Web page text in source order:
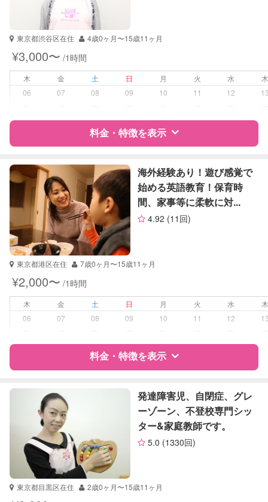
受験対策 小学校受験
学校/塾の補習・宿題
対応科目 なし
東京都渋谷区在住 4歳0ヶ月〜15歳11ヶ月
¥3,000〜 /1時間
木 金 土 日 月 火 水
06
07 08 09 10 11 12
料金・特徴を表示
特徴 料金 レビュー
サポートの特徴
資格 なし
受験対策
小学校受験
学校/塾の補習・宿題
小学生
中学生
国語
算数
英検
海外経験あり！遊び感覚で
始める英語教育！保育時
間、家事等に柔軟に対...
4.92 (11回)
東京都港区在住 7歳0ヶ月〜15歳11ヶ月
¥2,000〜 /1時間
木 金 土 日 月 火 水
06
07 08 09 10 11 12
料金・特徴を表示
特徴 料金 レビュー
サポートの特徴
資格 なし
受験対策
小学校受験
発達障害児、自閉症、グレ
ーゾーン、不登校専門シッ
ター&家庭教師です。
5.0 (1330回)
東京都目黒区在住 2歳0ヶ月〜15歳11ヶ月